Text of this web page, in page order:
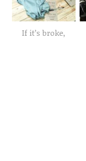
If it’s broke,